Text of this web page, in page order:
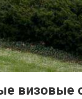
визовые